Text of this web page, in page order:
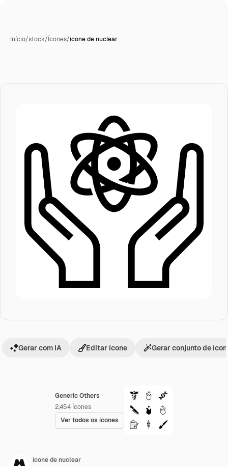
Início/stock/Ícones/ícone de nuclear
Generic Others
2,454 Ícones
Ver todos os ícones
Gerar com IA Editar ícone Gerar conjunto de
ícone de nuclear